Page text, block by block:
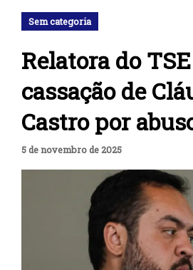
Sem categoria
Relatora do
cassação de
Castro por
5 de novembro de 2025